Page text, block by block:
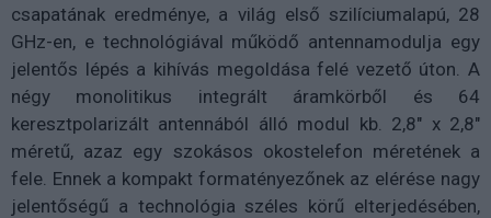
csapatának eredménye, a világ első szilíciumalapú, 28
GHz-en, e technológiával működő antennamodulja egy
jelentős lépés a kihívás megoldása felé vezető úton. A
négy monolitikus integrált áramkörből és 64
keresztpolarizált antennából álló modul kb. 2,8" x 2,8"
méretű, azaz egy szokásos okostelefon méretének a
fele. Ennek a kompakt formatényezőnek az elérése nagy
jelentőségű a technológia széles körű elterjedésében,